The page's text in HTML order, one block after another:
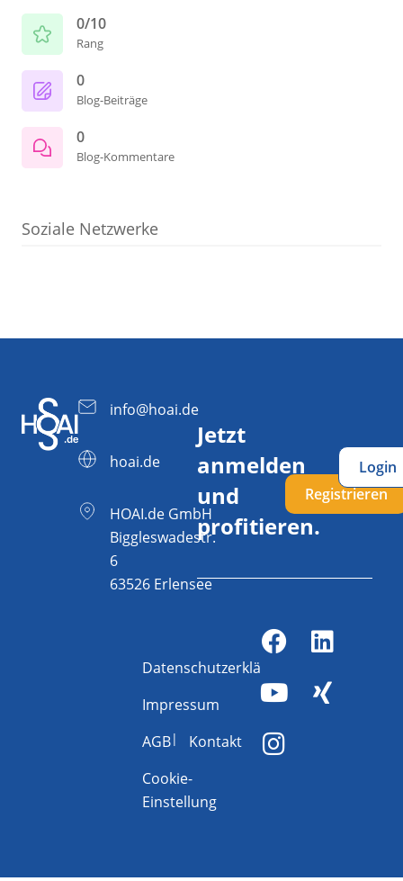
0/10
Rang
0
Blog-Beiträge
0
Blog-Kommentare
Soziale Netzwerke
info@hoai.de
hoai.de
HOAI.de GmbH
Biggleswadestr.
6
63526 Erlensee
Jetzt
anmelden
und
profitieren.
Registrieren
Login
Datenschutzerklärung
Impressum
AGB
Kontakt
Cookie-
Einstellung